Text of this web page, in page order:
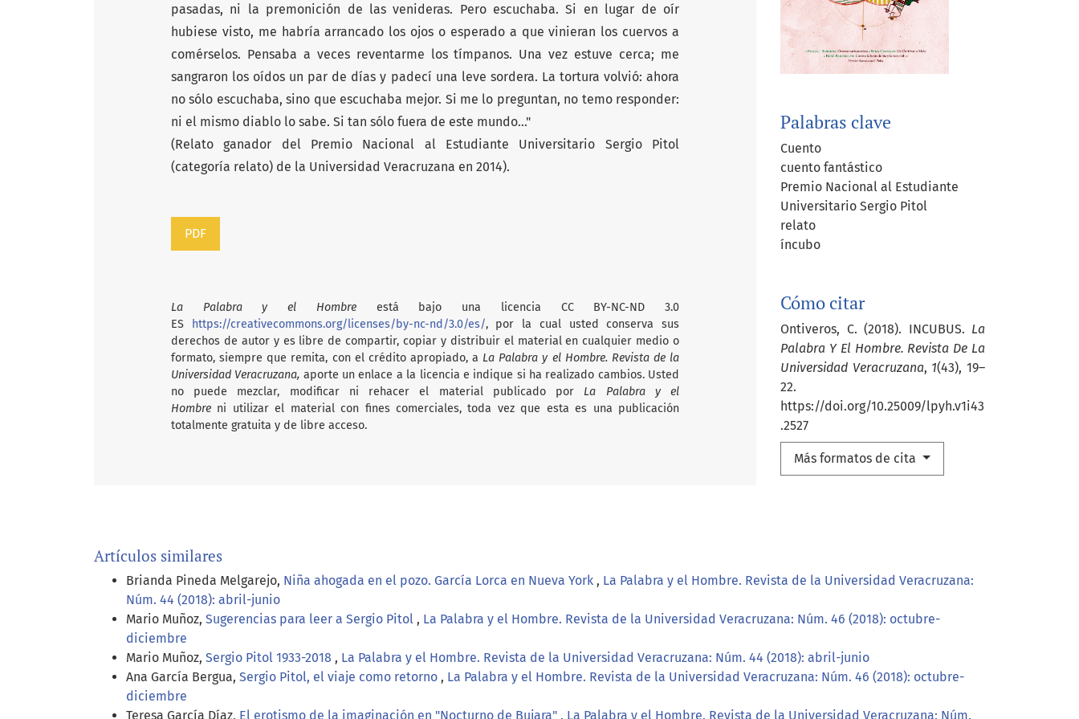
Palabras clave
Cuento
cuento fantástico
Premio Nacional al Estudiante
Universitario Sergio Pitol
relato
íncubo
Cómo citar
Ontiveros, C. (2018). INCUBUS. La
Palabra Y El Hombre. Revista De La
Universidad Veracruzana, 1(43), 19–
22.
https://doi.org/10.25009/lpyh.v1i43
.2527
Más formatos de cita
pasadas, ni la premonición de las venideras. Pero escuchaba. Si en lugar de oír
hubiese visto, me habría arrancado los ojos o esperado a que vinieran los cuervos a
comérselos. Pensaba a veces reventarme los tímpanos. Una vez estuve cerca; me
sangraron los oídos un par de días y padecí una leve sordera. La tortura volvió: ahora
no sólo escuchaba, sino que escuchaba mejor. Si me lo preguntan, no temo responder:
ni el mismo diablo lo sabe. Si tan sólo fuera de este mundo..."
(Relato ganador del Premio Nacional al Estudiante Universitario Sergio Pitol
(categoría relato) de la Universidad Veracruzana en 2014).
PDF
La Palabra y el Hombreestá bajo una licencia CC BY-NC-ND 3.0
ES
https://creativecommons.org/licenses/by-nc-nd/3.0/es/, por la cual usted conserva sus
derechos de autor y es libre de compartir, copiar y distribuir el material en cualquier medio o
formato, siempre que remita, con el crédito apropiado, a La Palabra y el Hombre. Revista de la
Universidad Veracruzana, aporte un enlace a la licencia e indique si ha realizado cambios. Usted
no puede mezclar, modificar ni rehacer el material publicado por La Palabra y el
Hombre ni utilizar el material con fines comerciales, toda vez que esta es una publicación
totalmente gratuita y de libre acceso.
Artículos similares
Brianda Pineda Melgarejo, Niña ahogada en el pozo. García Lorca en Nueva York , La Palabra y el Hombre. Revista de la Universidad Veracruzana:
Núm. 44 (2018): abril-junio
Mario Muñoz, Sugerencias para leer a Sergio Pitol , La Palabra y el Hombre. Revista de la Universidad Veracruzana: Núm. 46 (2018): octubre-
diciembre
Mario Muñoz, Sergio Pitol 1933-2018 , La Palabra y el Hombre. Revista de la Universidad Veracruzana: Núm. 44 (2018): abril-junio
Ana García Bergua, Sergio Pitol, el viaje como retorno , La Palabra y el Hombre. Revista de la Universidad Veracruzana: Núm. 46 (2018): octubre-
diciembre
Teresa García Díaz, El erotismo de la imaginación en "Nocturno de Bujara" , La Palabra y el Hombre. Revista de la Universidad Veracruzana: Núm.